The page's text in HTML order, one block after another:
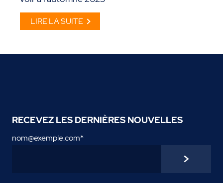
LIRE LA SUITE
RECEVEZ LES DERNIÈRES NOUVELLES
nom@exemple.com*